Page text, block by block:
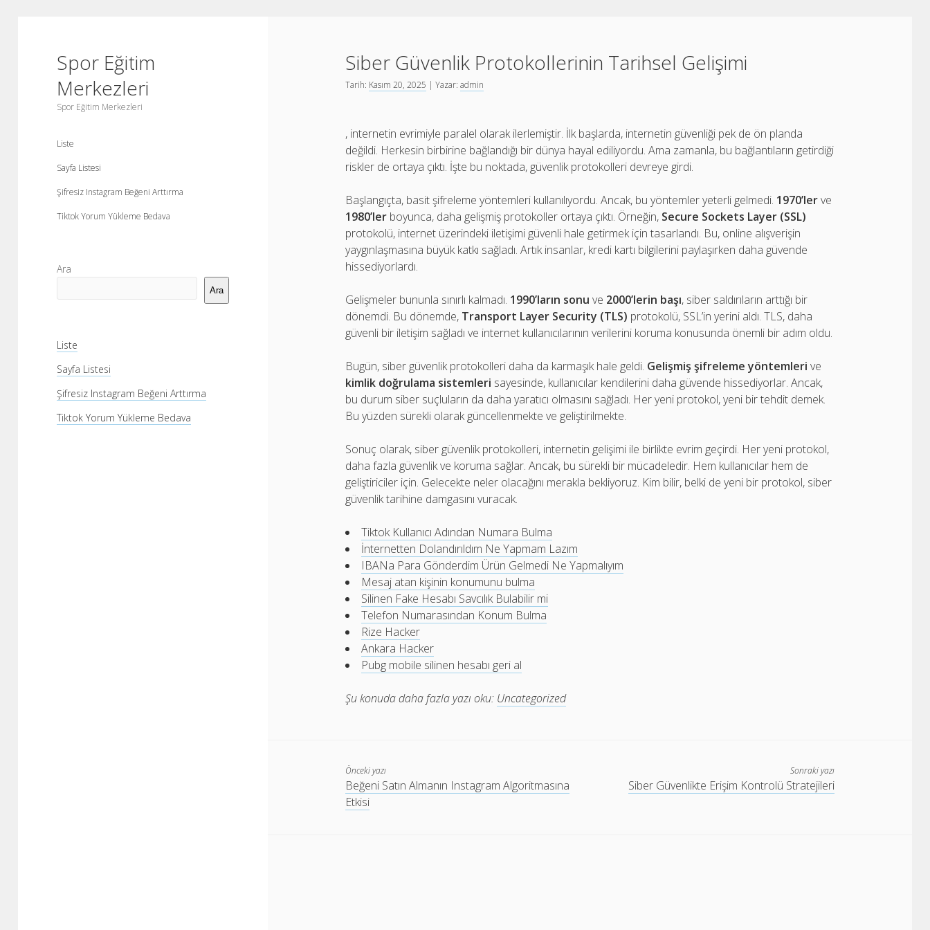
Spor Eğitim
Merkezleri
Spor Eğitim Merkezleri
Liste
Sayfa Listesi
Şifresiz Instagram Beğeni Arttırma
Tiktok Yorum Yükleme Bedava
Yan
Menü
Ara
Ara
Liste
Sayfa Listesi
Şifresiz Instagram Beğeni Arttırma
Tiktok Yorum Yükleme Bedava
Siber Güvenlik Protokollerinin Tarihsel Gelişimi
Tarih: Kasım 20, 2025 | Yazar:admin
, internetin evrimiyle paralel olarak ilerlemiştir. İlk başlarda, internetin güvenliği pek de ön planda
değildi. Herkesin birbirine bağlandığı bir dünya hayal ediliyordu. Ama zamanla, bu bağlantıların getirdiği
riskler de ortaya çıktı. İşte bu noktada, güvenlik protokolleri devreye girdi.
Başlangıçta, basit şifreleme yöntemleri kullanılıyordu. Ancak, bu yöntemler yeterli gelmedi. 1970’lerve
1980’ler boyunca, daha gelişmiş protokoller ortaya çıktı. Örneğin, Secure Sockets Layer (SSL)
protokolü, internet üzerindeki iletişimi güvenli hale getirmek için tasarlandı. Bu, online alışverişin
yaygınlaşmasına büyük katkı sağladı. Artık insanlar, kredi kartı bilgilerini paylaşırken daha güvende
hissediyorlardı.
Gelişmeler bununla sınırlı kalmadı. 1990’ların sonu ve 2000’lerin başı, siber saldırıların arttığı bir
dönemdi. Bu dönemde, Transport Layer Security (TLS) protokolü, SSL’in yerini aldı. TLS, daha
güvenli bir iletişim sağladı ve internet kullanıcılarının verilerini koruma konusunda önemli bir adım oldu.
Bugün, siber güvenlik protokolleri daha da karmaşık hale geldi. Gelişmiş şifreleme yöntemleri ve
kimlik doğrulama sistemleri sayesinde, kullanıcılar kendilerini daha güvende hissediyorlar. Ancak,
bu durum siber suçluların da daha yaratıcı olmasını sağladı. Her yeni protokol, yeni bir tehdit demek.
Bu yüzden sürekli olarak güncellenmekte ve geliştirilmekte.
Sonuç olarak, siber güvenlik protokolleri, internetin gelişimi ile birlikte evrim geçirdi. Her yeni protokol,
daha fazla güvenlik ve koruma sağlar. Ancak, bu sürekli bir mücadeledir. Hem kullanıcılar hem de
geliştiriciler için. Gelecekte neler olacağını merakla bekliyoruz. Kim bilir, belki de yeni bir protokol, siber
güvenlik tarihine damgasını vuracak.
Tiktok Kullanıcı Adından Numara Bulma
İnternetten Dolandırıldım Ne Yapmam Lazım
IBANa Para Gönderdim Ürün Gelmedi Ne Yapmalıyım
Mesaj atan kişinin konumunu bulma
Silinen Fake Hesabı Savcılık Bulabilir mi
Telefon Numarasından Konum Bulma
Rize Hacker
Ankara Hacker
Pubg mobile silinen hesabı geri al
Şu konuda daha fazla yazı oku: Uncategorized
Önceki yazı
Beğeni Satın Almanın Instagram Algoritmasına
Etkisi
Sonraki yazı
Siber Güvenlikte Erişim Kontrolü Stratejileri